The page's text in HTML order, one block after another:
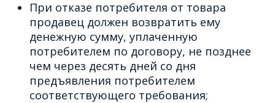
При отказе потребителя от товара
продавец должен возвратить ему
денежную сумму, уплаченную
потребителем по договору, не позднее
чем через десять дней со дня
предъявления потребителем
соответствующего требования;